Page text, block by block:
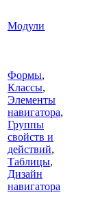
Модули
Формы,
Классы,
Элементы
навигатора,
Группы
свойств и
действий,
Таблицы,
Дизайн
навигатора